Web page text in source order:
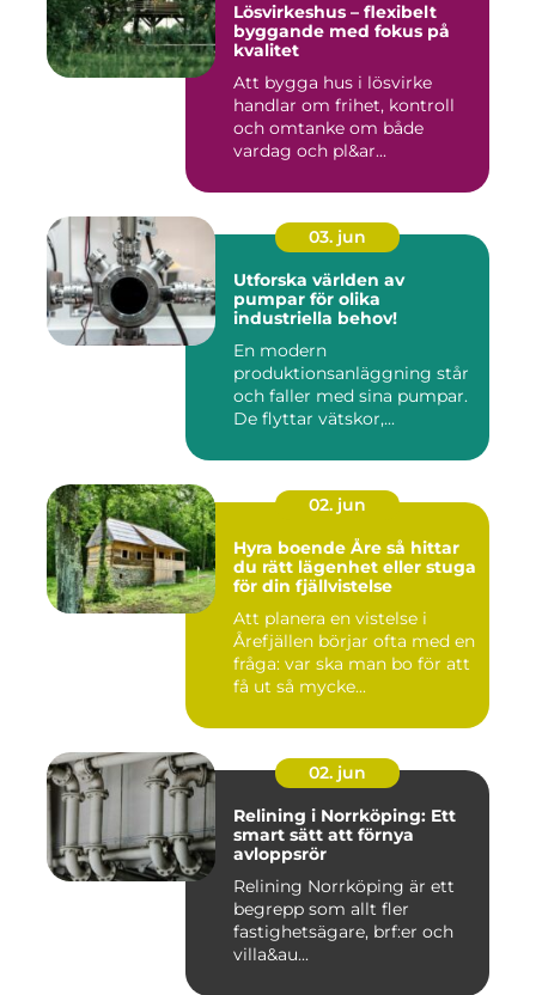
Lösvirkeshus – flexibelt
byggande med fokus på
kvalitet
Att bygga hus i lösvirke
handlar om frihet, kontroll
och omtanke om både
vardag och pl&ar...
03. jun
Utforska världen av
pumpar för olika
industriella behov!
En modern
produktionsanläggning står
och faller med sina pumpar.
De flyttar vätskor,...
02. jun
Hyra boende Åre så hittar
du rätt lägenhet eller stuga
för din fjällvistelse
Att planera en vistelse i
Årefjällen börjar ofta med en
fråga: var ska man bo för att
få ut så mycke...
02. jun
Relining i Norrköping: Ett
smart sätt att förnya
avloppsrör
Relining Norrköping är ett
begrepp som allt fler
fastighetsägare, brf:er och
villa&au...